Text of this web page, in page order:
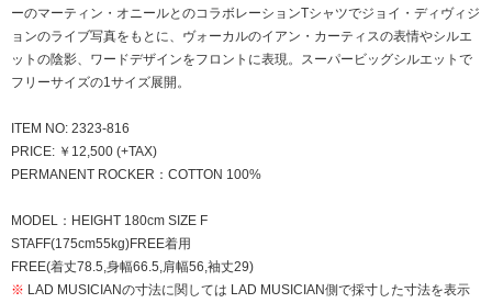
ーのマーティン・オニールとのコラボレーションTシャツでジョイ・ディヴィジ
ョンのライブ写真をもとに、ヴォーカルのイアン・カーティスの表情やシルエ
ットの陰影、ワードデザインをフロントに表現。スーパービッグシルエットで
フリーサイズの1サイズ展開。
ITEM NO: 2323-816
PRICE: ￥12,500 (+TAX)
PERMANENT ROCKER：COTTON 100%
MODEL：HEIGHT 180cm SIZE F
STAFF(175cm55kg)FREE着用
FREE(着丈78.5,身幅66.5,肩幅56,袖丈29)
※ LAD MUSICIANの寸法に関しては LAD MUSICIAN側で採寸した寸法を表示